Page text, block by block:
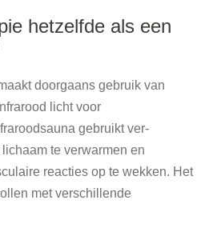
hetzelfde als een
doorgaans gebruik van
licht voor
gebruikt ver-
te verwarmen en
reacties op te wekken. Het
met verschillende